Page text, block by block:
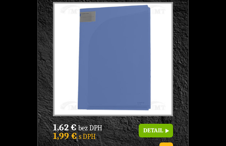
1,62 €bez DPH
1,99 €s DPH
DETAIL